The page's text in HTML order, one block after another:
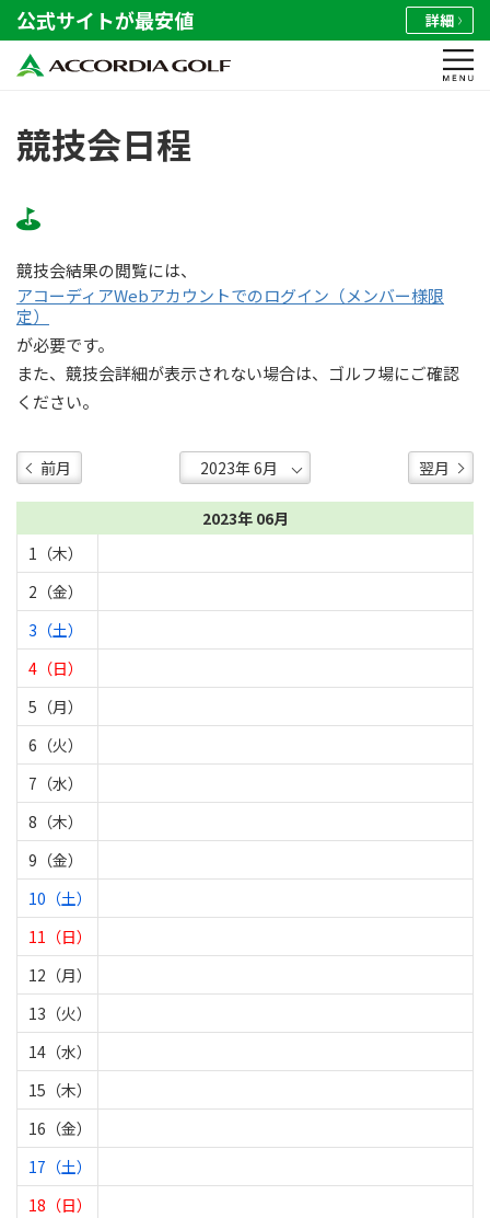
公式サイトが最安値 詳細
競技会日程
競技会結果の閲覧には、
アコーディアWebアカウントでのログイン（メンバー様限
定）
が必要です。
また、競技会詳細が表示されない場合は、ゴルフ場にご確認
ください。
前月 翌月
2023年 06月
1（木）
2（金）
3（土）
4（日）
5（月）
6（火）
7（水）
8（木）
9（金）
10（土）
11（日）
12（月）
13（火）
14（水）
15（木）
16（金）
17（土）
18（日）